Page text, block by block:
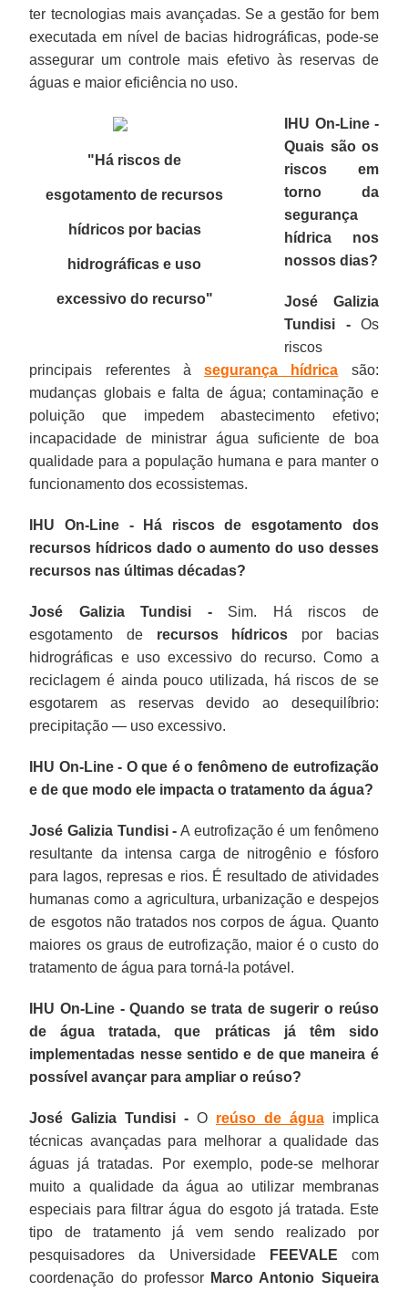
ter tecnologias mais avançadas. Se a gestão for bem
executada em nível de bacias hidrográficas, pode-se
assegurar um controle mais efetivo às reservas de
águas e maior eficiência no uso.
"Há riscos de
esgotamento de recursos
hídricos por bacias
hidrográficas e uso
excessivo do recurso"
IHU On-Line -
Quais são os
riscos em
torno da
segurança
hídrica nos
nossos dias?
José Galizia
Tundisi -Os
riscos
principais referentes àsegurança hídrica são:
mudanças globais e falta de água; contaminação e
poluição que impedem abastecimento efetivo;
incapacidade de ministrar água suficiente de boa
qualidade para a população humana e para manter o
funcionamento dos ecossistemas.
IHU On-Line - Há riscos de esgotamento dos
recursos hídricos dado o aumento do uso desses
recursos nas últimas décadas?
José Galizia Tundisi -Sim. Há riscos de
esgotamento de recursos hídricos por bacias
hidrográficas e uso excessivo do recurso. Como a
reciclagem é ainda pouco utilizada, há riscos de se
esgotarem as reservas devido ao desequilíbrio:
precipitação — uso excessivo.
IHU On-Line - O que é o fenômeno de eutrofização
e de que modo ele impacta o tratamento da água?
José Galizia Tundisi - A eutrofização é um fenômeno
resultante da intensa carga de nitrogênio e fósforo
para lagos, represas e rios. É resultado de atividades
humanas como a agricultura, urbanização e despejos
de esgotos não tratados nos corpos de água. Quanto
maiores os graus de eutrofização, maior é o custo do
tratamento de água para torná-la potável.
IHU On-Line - Quando se trata de sugerir o reúso
de água tratada, que práticas já têm sido
implementadas nesse sentido e de que maneira é
possível avançar para ampliar o reúso?
José Galizia Tundisi - O reúso de águaimplica
técnicas avançadas para melhorar a qualidade das
águas já tratadas. Por exemplo, pode-se melhorar
muito a qualidade da água ao utilizar membranas
especiais para filtrar água do esgoto já tratada. Este
tipo de tratamento já vem sendo realizado por
pesquisadores da Universidade
FEEVALE com
coordenação do professor Marco Antonio Siqueira